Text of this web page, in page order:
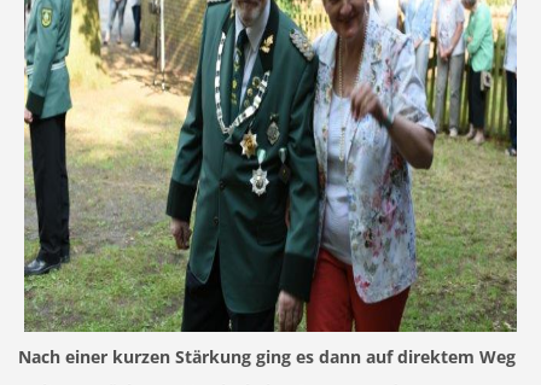
Nach einer kurzen Stärkung ging es dann auf direktem Weg